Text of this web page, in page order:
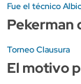
Fue el técnico
Pekerman
Torneo Clausura
El motivo